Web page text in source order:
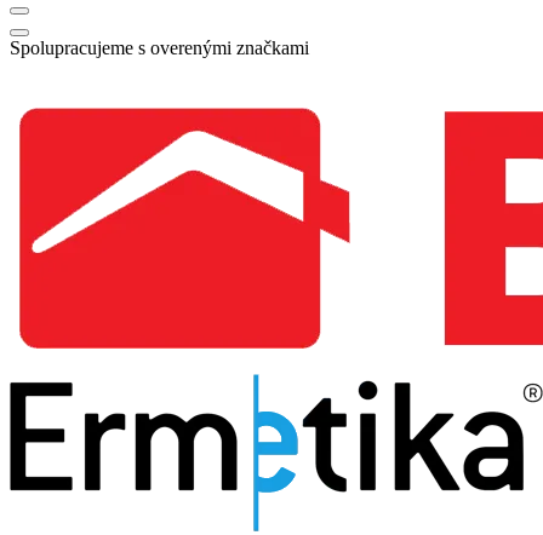
Spolupracujeme s overenými značkami